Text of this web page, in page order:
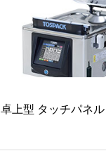
卓上型 タッチパネ